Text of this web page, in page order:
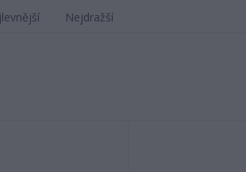
Nejdražší